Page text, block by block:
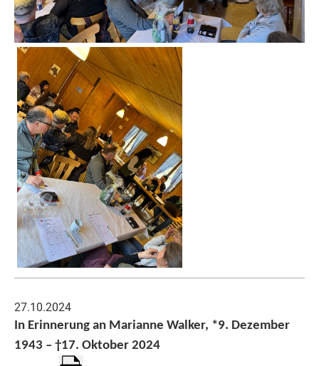
27.10.2024
In Erinnerung an Marianne Walker, *9. Dezember
1943 – †17. Oktober 2024